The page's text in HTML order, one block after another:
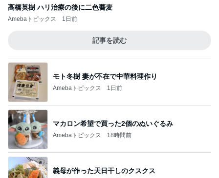
高橋英樹 ハリ治療の後に二色蕎麦
Amebaトピックス 1日前
記事を読む
モト冬樹 妻が不在で中華料理作り
Amebaトピックス 1日前
マカロン希望で買った2個のぬいぐるみ
Amebaトピックス 18時間前
義母が作った天日干しのクスクス